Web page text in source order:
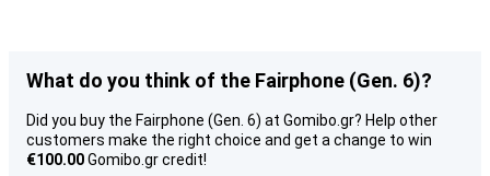
What do you think of the Fairphone (Gen. 6)?
Did you buy the Fairphone (Gen. 6) at Gomibo.gr? Help other
customers make the right choice and get a change to win
€100.00Gomibo.gr credit!